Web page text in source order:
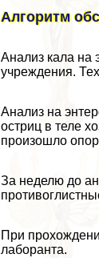
Алгоритм
Анализ кала на
учреждения.
Анализ на
остриц в теле
произошло
За неделю до
При
лаборанта.